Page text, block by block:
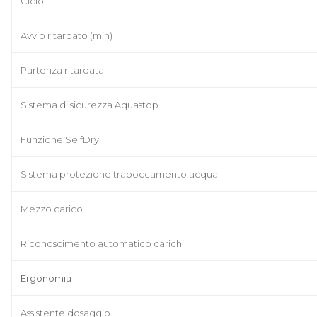
Avvio ritardato (min)
Partenza ritardata
Sistema di sicurezza Aquastop
Funzione SelfDry
Sistema protezione traboccamento acqua
Mezzo carico
Riconoscimento automatico carichi
Ergonomia
Assistente dosaggio